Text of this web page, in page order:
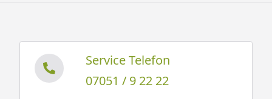
Service Telefon
07051 / 9 22 22